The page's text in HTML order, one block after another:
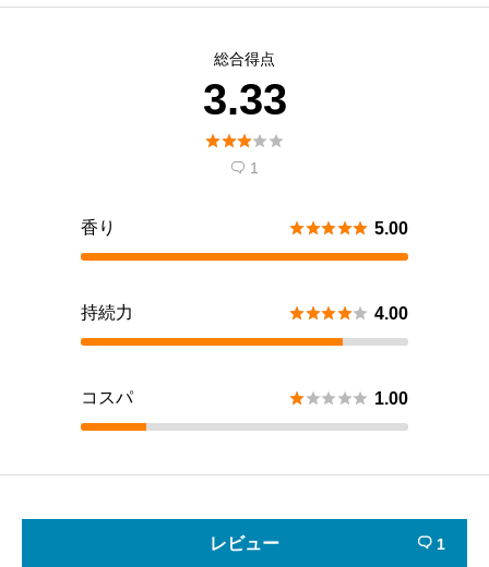
総合得点
3.33

 1
香り  5.00
持続力  4.00
コスパ  1.00
レビュー  1